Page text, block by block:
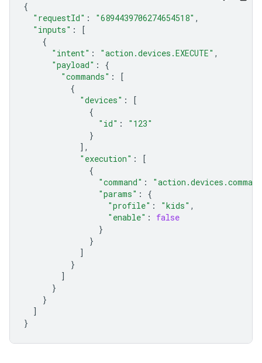
{
"requestId" : "6894439706274654518" ,
"inputs" :
[
{
"intent" : "action.devices.EXECUTE" ,
"payload" :
{
"commands" :
[
{
"devices" :
[
{
"id" :
"123"
}
],
"execution" :
[
{
"command" :
"params" :
{
"profile" : "kids" ,
"enable" :
false
}
}
]
}
]
}
}
]
}